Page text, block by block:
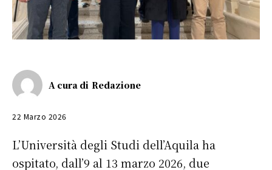
A cura di Redazione
22 Marzo 2026
L’Università degli Studi dell’Aquila ha
ospitato, dall’9 al 13 marzo 2026, due